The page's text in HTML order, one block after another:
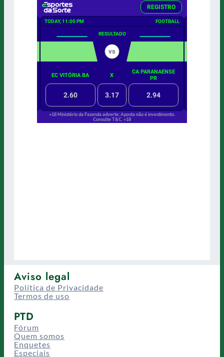
Aviso legal
Política de Privacidade
Termos de uso
PTD
Fórum
Quem somos
Enquetes
Especiais